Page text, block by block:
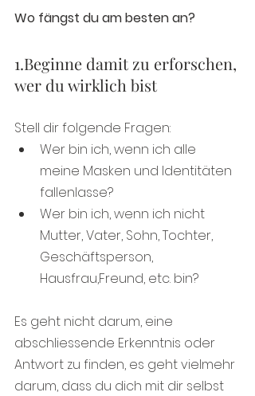
Wo fängst du am besten an?
1.Beginne damit zu erforschen,
wer du wirklich bist
Stell dir folgende Fragen:
Wer bin ich, wenn ich alle
meine Masken und Identitäten
fallenlasse?
Wer bin ich, wenn ich nicht
Mutter, Vater, Sohn, Tochter,
Geschäftsperson,
Hausfrau,Freund, etc. bin?
Es geht nicht darum, eine
abschliessende Erkenntnis oder
Antwort zu finden, es geht vielmehr
darum, dass du dich mit dir selbst